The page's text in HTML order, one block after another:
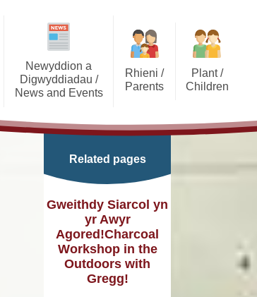
Newyddion a
Digwyddiadau /
News and Events
Calendar
Newsletters
Rhieni /
Parents
Useful Links
Plant /
Children
Related pages
Gweithdy Siarcol yn
yr Awyr
Agored!Charcoal
Workshop in the
Outdoors with
Gregg!